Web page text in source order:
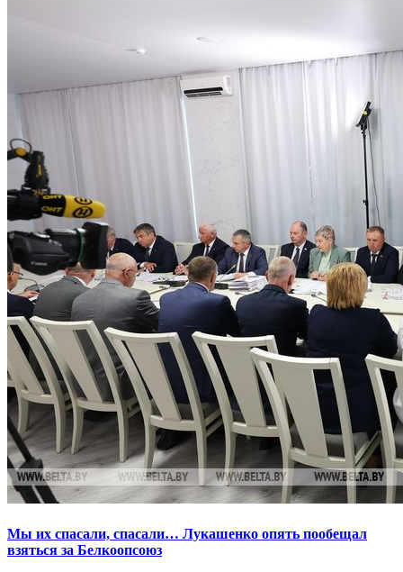
Мы их спасали, спасали… Лукашенко опять пообещал
взяться за Белкоопсоюз